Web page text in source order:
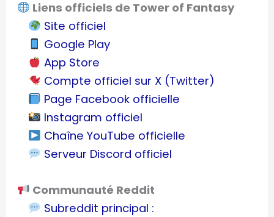
Liens officiels de Tower of Fantasy
Site officiel
Google Play
App Store
Compte officiel sur X (Twitter)
Page Facebook officielle
Instagram officiel
Chaîne YouTube officielle
Serveur Discord officiel
Communauté Reddit
Subreddit principal :